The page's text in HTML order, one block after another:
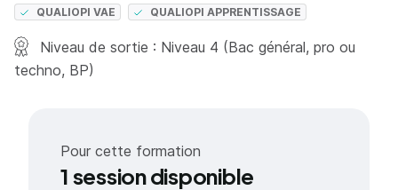
QUALIOPI VAE QUALIOPI APPRENTISSAGE
Niveau de sortie : Niveau 4 (Bac général, pro ou
techno, BP)
Pour cette formation
1 session disponible